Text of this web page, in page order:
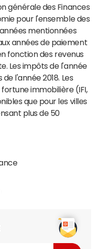
générale des Finances
pour l'ensemble des
mentionnées
années de paiement
fonction des revenus
Les impôts de l'année
l'année 2018. Les
immobilière (IFI,
que pour les villes
plus de 50